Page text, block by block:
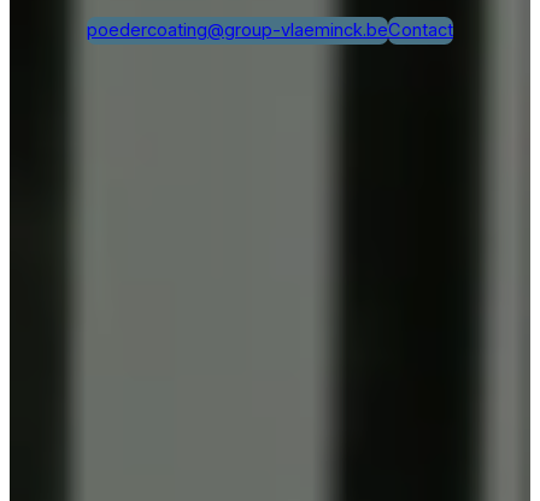
poedercoating@group-vlaeminck.beContact